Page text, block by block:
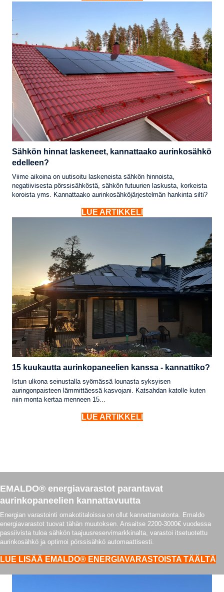
Sähkön hinnat laskeneet, kannattaako aurinkosähkö
edelleen?
Viime aikoina on uutisoitu laskeneista sähkön hinnoista,
negatiivisesta pörssisähköstä, sähkön futuurien laskusta, korkeista
koroista yms. Kannattaako aurinkosähköjärjestelmän hankinta silti?
LUE ARTIKKELI
15 kuukautta aurinkopaneelien kanssa - kannattiko?
Istun ulkona seinustalla syömässä lounasta syksyisen
auringonpaisteen lämmittäessä kasvojani. Katsahdan katolle kuten
niin monta kertaa menneen 15...
LUE ARTIKKELI
EMALDO® energiavarastot parantavat
aurinkopaneelien kannattavuutta
Energian varastointi omakotitaloissa on ollut kannattamatonta. Emaldo
energiavarastot tuovat tähän muutoksen. Ansaitse 2200-3000€ vuodessa
passiivista tuloa sähkön taajuusreservimarkkinalta, varastoi itsetuotettu
aurinkosähkö ja optimoi pörssisähkö automaattisesti.
LUE LISÄÄ EMALDO® ENERGIAVARASTOISTA TÄÄLTÄ